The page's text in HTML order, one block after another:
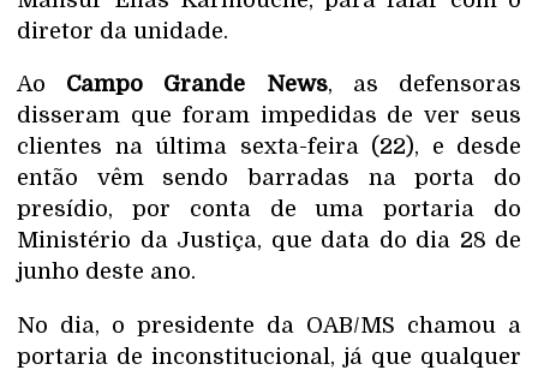
diretor da unidade.
Ao Campo Grande News, as defensoras
disseram que foram impedidas de ver seus
clientes na última sexta-feira (22), e desde
então vêm sendo barradas na porta do
presídio, por conta de uma portaria do
Ministério da Justiça, que data do dia 28 de
junho deste ano.
No dia, o presidente da OAB/MS chamou a
portaria de inconstitucional, já que qualquer